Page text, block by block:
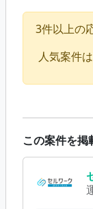
3件以上の
人気案件
この案件を掲